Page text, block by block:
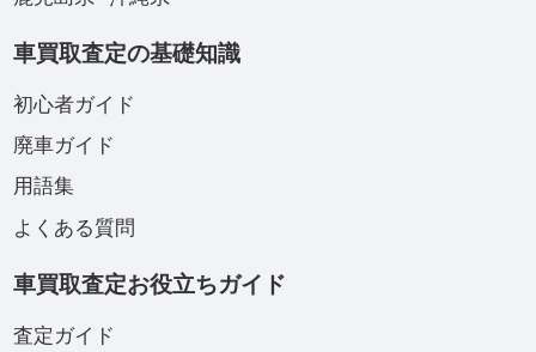
車買取査定の基礎知識
初心者ガイド
廃車ガイド
用語集
よくある質問
車買取査定お役立ちガイド
査定ガイド